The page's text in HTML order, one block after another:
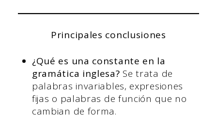
Principales conclusiones
¿Qué es una constante en la
gramática inglesa? Se trata de
palabras invariables, expresiones
fijas o palabras de función que no
cambian de forma.